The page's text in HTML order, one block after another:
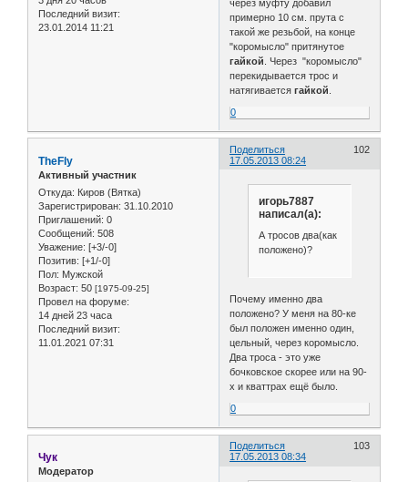
Последний визит:
23.01.2014 11:21
через муфту добавил
примерно 10 см. прута с
такой же резьбой, на конце
"коромысло" притянутое
гайкой . Через "коромысло"
перекидывается трос и
натягиваетсягайкой
0
Поделиться
102
17.05.2013 08:24
TheFly
Активный участник
Откуда: Киров (Вятка)
Зарегистрирован: 31.10.2010
Приглашений: 0
Сообщений: 508
Уважение: [+3/-0]
Позитив: [+1/-0]
Пол: Мужской
Возраст: 50 [1975-09-25]
Провел на форуме:
14 дней 23 часа
Последний визит:
11.01.2021 07:31
игорь7887
написал(а):
А тросов два(как
положено)?
Почему именно два
положено? У меня на 80-ке
был положен именно один,
цельный, через коромысло.
Два троса - это уже
бочковское скорее или на 90-
х и кваттрах ещё было.
0
Поделиться
103
17.05.2013 08:34
Чук
Модератор